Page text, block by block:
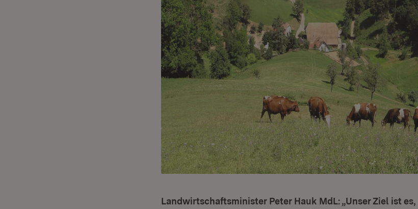
Landwirtschaftsminister Peter Hauk MdL: „Unser Ziel ist